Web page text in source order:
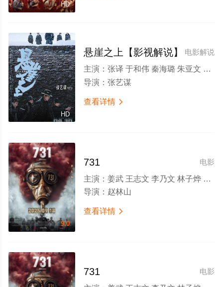
HD
HD
电影解说
悬崖之上【影视解说】
主演： 张译 于和伟 秦海璐 朱亚文 刘浩存 倪大红 李乃文 余皑磊 飞凡 雷佳音 沙溢 韩昊霖 赵毅
导演： 张艺谋
查看详情 
9.0
电影
731
主演： 姜武 王志文 李乃文 林子烨 孙茜 冯文娟 温碧霞 李善玉 张琪 李彧 徐光宇 平田康之 小野巽 佐藤匠
导演： 赵林山
查看详情 
电影
731